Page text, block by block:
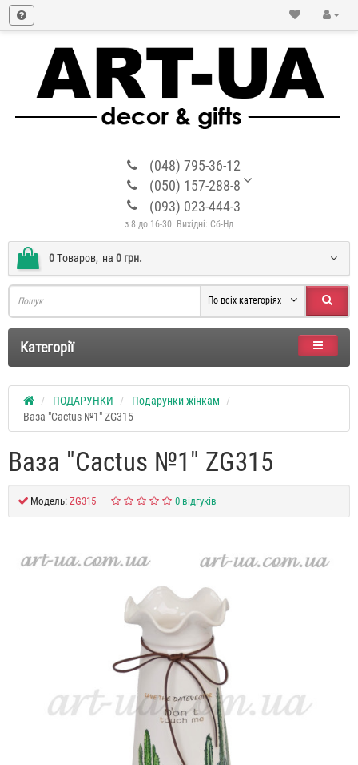
(048) 795-36-12
(050) 157-288-8
(093) 023-444-3
з 8 до 16-30. Вихідні: Сб-Нд
0Tоваров, на 0 грн.
По всіх категоріях
Категорії
ПОДАРУНКИ
Подарунки жінкам
Ваза "Сactus №1" ZG315
Ваза "Сactus №1" ZG315
Модель: ZG315 0 відгуків